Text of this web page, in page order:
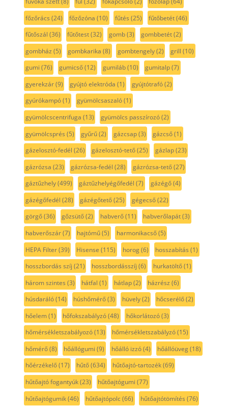
főzőrács (24) főzőzóna (10) fűtés (25) fűtőbetét(46)
fűtőszál (36) fűtőtest(32) gomb(3) gombbetét(2)
gombház (5) gombkarika (8) gombtengely(2) grill (10)
gumi (76) gumicső(12) gumiláb(10) gumitalp(7)
gyerekzár(9) gyújtó elektróda (1) gyújtótrafó(2)
gyúrókampó(1) gyümölcsaszaló(1)
gyümölcscentrifuga (13) gyümölcs passzírozó(2)
gyümölcsprés (5) gyűrű(2) gázcsap(3) gázcső(1)
gázelosztó-fedél (26) gázelosztó-tető(25) gázlap(23)
gázrózsa (23) gázrózsa-fedél (28) gázrózsa-tető(27)
gáztűzhely(499) gáztűzhelyégőfedél (7) gázégő(4)
gázégőfedél (28) gázégőtető(25) gégecső(22)
görgő(36) gőzsütő(2) habverő(11) habverőlapát(3)
habverőszár(7) hajtómű(5) harmonikacső(5)
HEPA Filter(39) Hisense (115) horog(6) hosszabítás (1)
hosszbordás szíj (21) hosszbordásszíj (6) hurkatöltő(1)
három szintes (3) hátfal (1) hátlap(2) házrész (6)
húsdaráló(14) húshőmérő(3) hüvely(2) hőcserélő(2)
hőelem(1) hőfokszabályzó(48) hőkorlátozó(3)
hőmérsékletszabályozó(13) hőmérsékletszabályzó(15)
hőmérő(8) hőállógumi (9) hőálló izzó(4) hőállóüveg(18)
hőérzékelő(17) hűtő(634) hűtőajtó-tartozék(69)
hűtőajtó fogantyúk(23) hűtőajtógumi (77)
hűtőajtógumik(46) hűtőajtópolc(66) hűtőajtótömítés (76)